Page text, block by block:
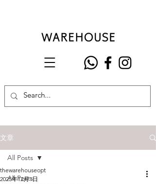
文章
All Posts
All Posts
thewarehouseopt
2025年12月1日